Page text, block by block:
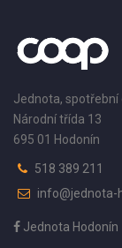
Jednota, spotřební
Národní třída 13
695 01 Hodonín
518 389 211
info@jednota-
Jednota Hodonín